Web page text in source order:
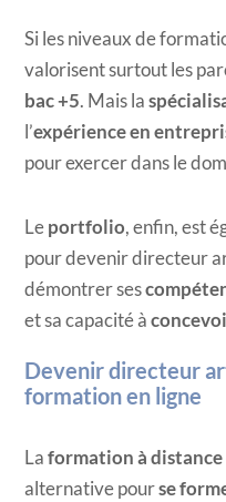
Si les niveaux de
valorisent surtout les
bac +5. Mais la
l’expérience en
pour exercer dans le
Le portfolio, enfin, est
pour devenir directeur
démontrer ses
et sa capacité à
Devenir directeur
formation en ligne
Laformation à distance
alternative pourse